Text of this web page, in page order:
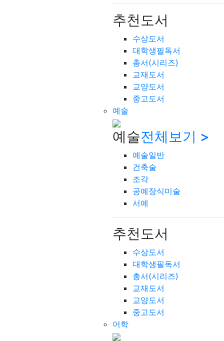
추천도서
수상도서
대학생필독서
총서(시리즈)
교재도서
교양도서
중고도서
예술
예술전체보기 >
예술일반
건축술
조각
공예장식미술
서예
추천도서
수상도서
대학생필독서
총서(시리즈)
교재도서
교양도서
중고도서
어학